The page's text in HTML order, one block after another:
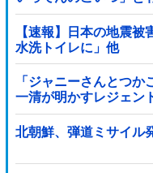
屈を……
【速報】日本の地震
水洗トイレに」他
「ジャニーさんとつ
一清が明かすレジェン
北朝鮮、弾道ミサイ